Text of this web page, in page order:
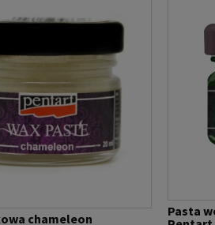
chameleon
Pasta